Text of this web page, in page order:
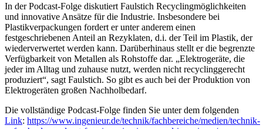
In der Podcast-Folge diskutiert Faulstich Recyclingmöglichkeiten
und innovative Ansätze für die Industrie. Insbesondere bei
Plastikverpackungen fordert er unter anderem einen
festgeschriebenen Anteil an Rezyklaten, d.i. der Teil im Plastik, der
wiederverwertet werden kann. Darüberhinaus stellt er die begrenzte
Verfügbarkeit von Metallen als Rohstoffe dar. „Elektrogeräte, die
jeder im Alltag und zuhause nutzt, werden nicht recyclinggerecht
produziert“, sagt Faulstich. So gibt es auch bei der Produktion von
Elektrogeräten großen Nachholbedarf.
Die vollständige Podcast-Folge finden Sie unter dem folgenden
Link: https://www.ingenieur.de/technik/fachbereiche/medien/technik-